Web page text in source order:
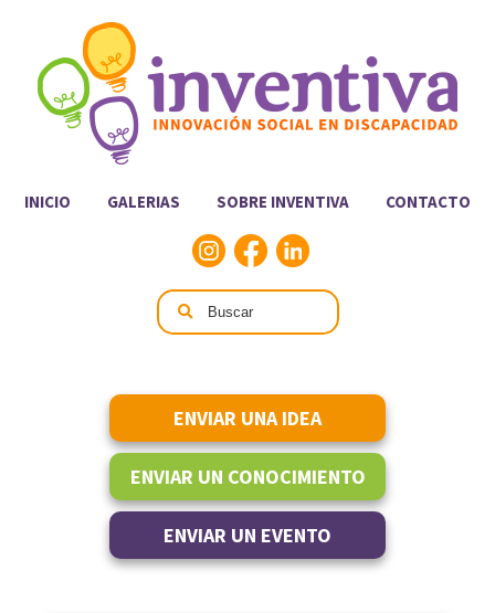
INICIO GALERIAS SOBRE INVENTIVA CONTACTO
ENVIAR UNA IDEA
ENVIAR UN CONOCIMIENTO
ENVIAR UN EVENTO